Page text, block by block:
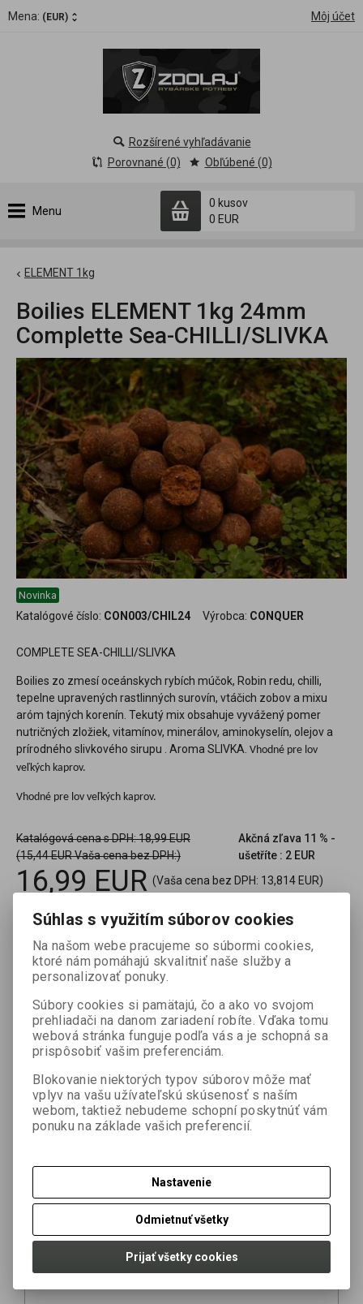
Mena: (EUR) Môj účet
Menu
0 kusov
0 EUR
Rozšírené vyhľadávanie
Porovnané (0)
Obľúbené (0)
ELEMENT 1kg
Boilies ELEMENT 1kg 24mm
Complette Sea-CHILLI/SLIVKA
Novinka
Katalógové číslo: CON003/CHIL24 Výrobca: CONQUER
COMPLETE SEA-CHILLI/SLIVKA
Boilies zo zmesí oceánskych rybích múčok, Robin redu, chilli,
tepelne upravených rastlinných surovín, vtáčich zobov a mixu
aróm tajných korenín. Tekutý mix obsahuje vyvážený pomer
nutričných zložiek, vitamínov, minerálov, aminokyselín, olejov a
prírodného slivkového sirupu . Aroma SLIVKA. Vhodné pre lov
veľkých kaprov.
Vhodné pre lov veľkých kaprov.
Katalógová cena s DPH:18,99 EUR
(15,44 EUR Vaša cena bez DPH:)
Akčná zľava 11 % -
ušetříte : 2 EUR
16,99 EUR (Vaša cena bez DPH: 13,814 EUR)

ks Pridať do košíka
Porovnať Pridať k oblúbeným Tlač
Termín dodania (dni): 2 Hmotnosť balenia:1 kg
Počet v balení:1 ks
Otázka na výrobok
Váš email *
Vaša otázka *
Súhlas s využitím súborov cookies
Na našom webe pracujeme so súbormi cookies,
ktoré nám pomáhajú skvalitniť naše služby a
personalizovať ponuky.
Súbory cookies si pamätajú, čo a ako vo svojom
prehliadači na danom zariadení robíte. Vďaka tomu
webová stránka funguje podľa vás a je schopná sa
prispôsobiť vašim preferenciám.
Blokovanie niektorých typov súborov môže mať
vplyv na vašu užívateľskú skúsenosť s naším
webom, taktiež nebudeme schopní poskytnúť vám
ponuku na základe vašich preferencií.
Nastavenie
Odmietnuť všetky
Prijať všetky cookies